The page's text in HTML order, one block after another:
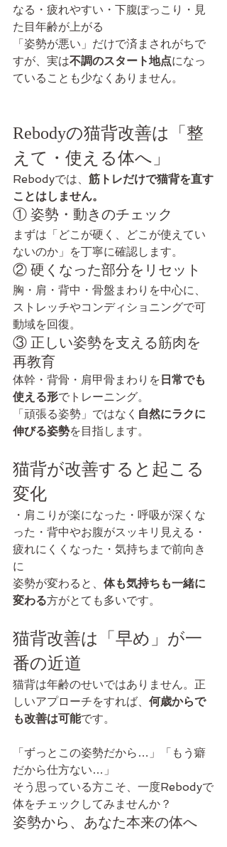
なる・疲れやすい・下腹ぽっこり・見
た目年齢が上がる
「姿勢が悪い」だけで済まされがちで
すが、実は不調のスタート地点になっ
ていることも少なくありません。
Rebodyの猫背改善は「整
えて・使える体へ」
Rebodyでは、 筋トレだけで猫背を直す
ことはしません。
① 姿勢・動きのチェック
まずは「どこが硬く、どこが使えてい
ないのか」を丁寧に確認します。
② 硬くなった部分をリセット
胸・肩・背中・骨盤まわりを中心に、
ストレッチやコンディショニングで可
動域を回復。
③ 正しい姿勢を支える筋肉を
再教育
体幹・背骨・肩甲骨まわりを 日常でも
使える形でトレーニング。
「頑張る姿勢」ではなく 自然にラクに
伸びる姿勢を目指します。
猫背が改善すると起こる
変化
・肩こりが楽になった・呼吸が深くな
った・背中やお腹がスッキリ見える・
疲れにくくなった・気持ちまで前向き
に
姿勢が変わると、 体も気持ちも一緒に
変わる方がとても多いです。
猫背改善は「早め」が一
番の近道
猫背は年齢のせいではありません。正
しいアプローチをすれば、 何歳からで
も改善は可能です。
「ずっとこの姿勢だから…」「もう癖
だから仕方ない…」
そう思っている方こそ、一度Rebodyで
体をチェックしてみませんか？
姿勢から、あなた本来の体へ